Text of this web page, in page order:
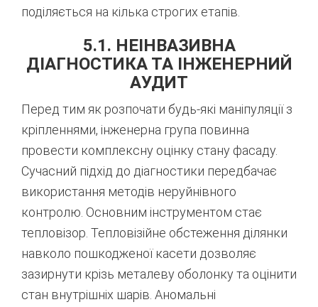
поділяється на кілька строгих етапів.
5.1. НЕІНВАЗИВНА
ДІАГНОСТИКА ТА ІНЖЕНЕРНИЙ
АУДИТ
Перед тим як розпочати будь-які маніпуляції з
кріпленнями, інженерна група повинна
провести комплексну оцінку стану фасаду.
Сучасний підхід до діагностики передбачає
використання методів неруйнівного
контролю. Основним інструментом стає
тепловізор. Тепловізійне обстеження ділянки
навколо пошкодженої касети дозволяє
зазирнути крізь металеву оболонку та оцінити
стан внутрішніх шарів. Аномальні